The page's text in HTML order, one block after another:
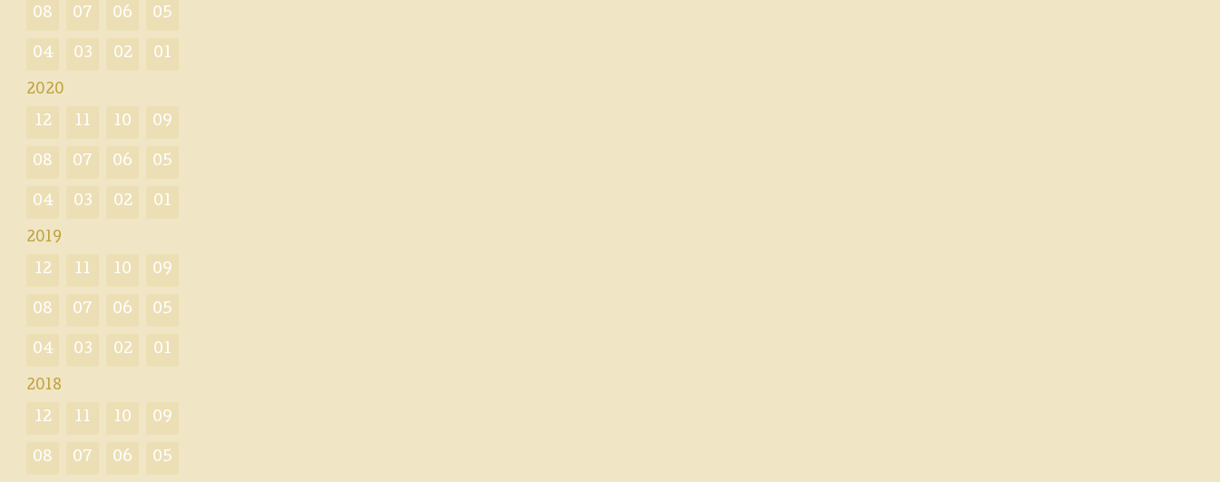
08 07 06 05
04 03 02 01
2020
12 11 10 09
08 07 06 05
04 03 02 01
2019
12 11 10 09
08 07 06 05
04 03 02 01
2018
12 11 10 09
08 07 06 05